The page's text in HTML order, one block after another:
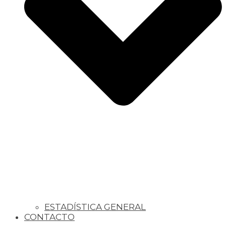
ESTADÍSTICA GENERAL
CONTACTO